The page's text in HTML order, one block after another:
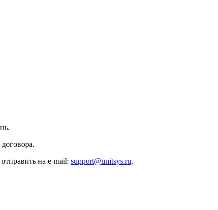
на e-mail: support@unitsys.ru.